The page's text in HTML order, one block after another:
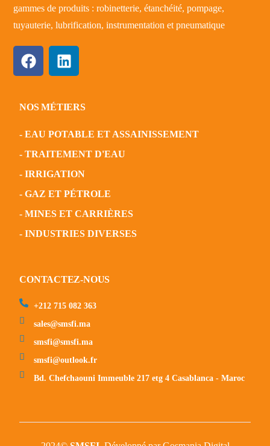
gammes de produits : robinetterie, étanchéité, pompage,
tuyauterie, lubrification, instrumentation et pneumatique
NOS MÉTIERS
- EAU POTABLE ET ASSAINISSEMENT
- TRAITEMENT D'EAU
- IRRIGATION
- GAZ ET PÉTROLE
- MINES ET CARRIÈRES
- INDUSTRIES DIVERSES
CONTACTEZ-NOUS
‪+212 715 082 363
sales@smsfi.ma
smsfi@smsfi.ma
smsfi@outlook.fr
Bd. Chefchaouni Immeuble 217 etg 4 Casablanca - Maroc